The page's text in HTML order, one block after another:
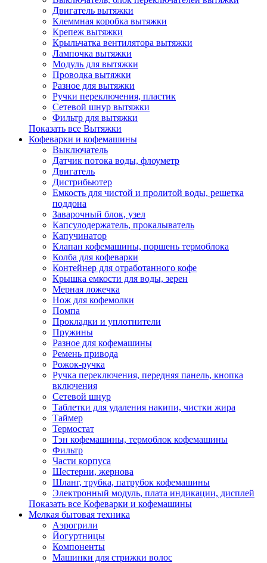
Двигатель вытяжки
Клеммная коробка вытяжки
Крепеж вытяжки
Крыльчатка вентилятора вытяжки
Лампочка вытяжки
Модуль для вытяжки
Проводка вытяжки
Разное для вытяжки
Ручки переключения, пластик
Сетевой шнур вытяжки
Фильтр для вытяжки
Показать все Вытяжки
Кофеварки и кофемашины
Выключатель
Датчик потока воды, флоуметр
Двигатель
Дистрибьютер
Емкость для чистой и пролитой воды, решетка
поддона
Заварочный блок, узел
Капсулодержатель, прокалыватель
Капучинатор
Клапан кофемашины, поршень термоблока
Колба для кофеварки
Контейнер для отработанного кофе
Крышка емкости для воды, зерен
Мерная ложечка
Нож для кофемолки
Помпа
Прокладки и уплотнители
Пружины
Разное для кофемашины
Ремень привода
Рожок-ручка
Ручка переключения, передняя панель, кнопка
включения
Сетевой шнур
Таблетки для удаления накипи, чистки жира
Таймер
Термостат
Тэн кофемашины, термоблок кофемашины
Фильтр
Части корпуса
Шестерни, жернова
Шланг, трубка, патрубок кофемашины
Электронный модуль, плата индикации, дисплей
Показать все Кофеварки и кофемашины
Мелкая бытовая техника
Аэрогрили
Йогуртницы
Компоненты
Машинки для стрижки волос